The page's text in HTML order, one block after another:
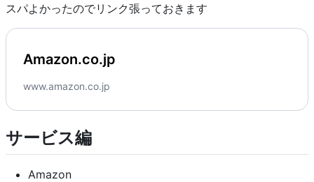
スパよかったのでリンク張っておきます
Amazon.co.jp
www.amazon.co.jp
Go to Amazon.co.jp
サービス編
Amazon